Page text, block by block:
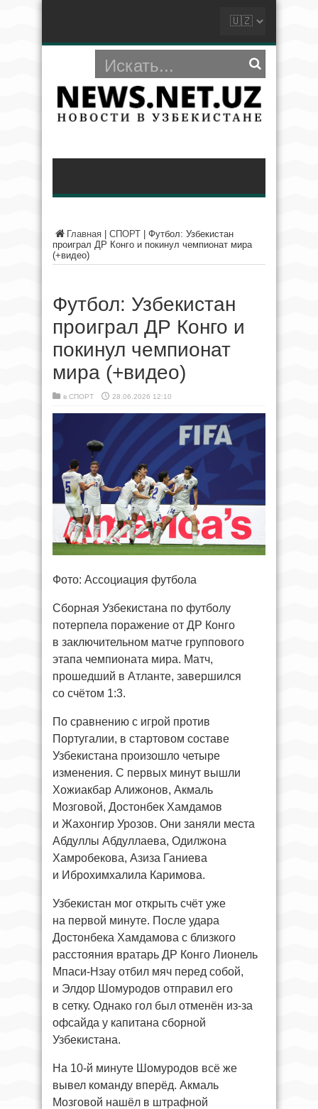
Главная СПОРТ
Футбол: Узбекистан
проиграл ДР Конго и покинул чемпионат мира
(+видео)
Футбол: Узбекистан
проиграл ДР Конго и
покинул чемпионат
мира (+видео)
в СПОРТ 28.06.2026 12:10
Фото: Ассоциация футбола
Сборная Узбекистана по футболу
потерпела поражение от ДР Конго
в заключительном матче группового
этапа чемпионата мира. Матч,
прошедший в Атланте, завершился
со счётом 1:3.
По сравнению с игрой против
Португалии, в стартовом составе
Узбекистана произошло четыре
изменения. С первых минут вышли
Хожиакбар Алижонов, Акмаль
Мозговой, Достонбек Хамдамов
и Жахонгир Урозов. Они заняли места
Абдуллы Абдуллаева, Одилжона
Хамробекова, Азиза Ганиева
и Иброхимхалила Каримова.
Узбекистан мог открыть счёт уже
на первой минуте. После удара
Достонбека Хамдамова с близкого
расстояния вратарь ДР Конго Лионель
Мпаси-Нзау отбил мяч перед собой,
и Элдор Шомуродов отправил его
в сетку. Однако гол был отменён из-за
офсайда у капитана сборной
Узбекистана.
На 10-й минуте Шомуродов всё же
вывел команду вперёд. Акмаль
Мозговой нашёл в штрафной